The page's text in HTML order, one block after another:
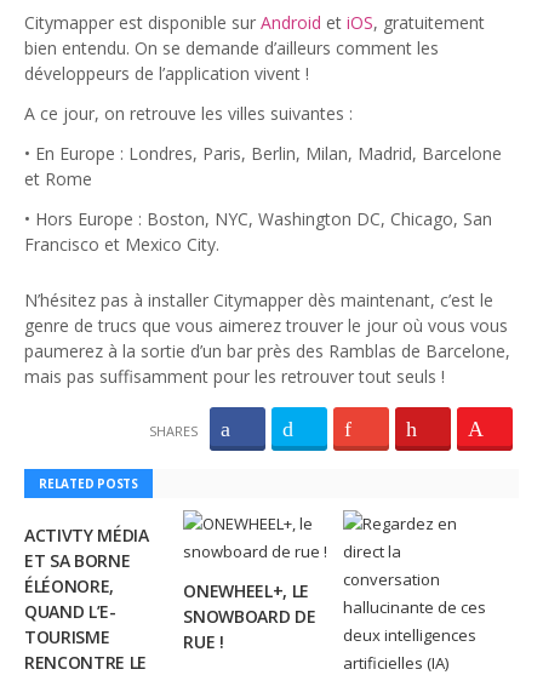
Citymapper est disponible sur Android et iOS, gratuitement
bien entendu. On se demande d’ailleurs comment les
développeurs de l’application vivent !
A ce jour, on retrouve les villes suivantes :
• En Europe : Londres, Paris, Berlin, Milan, Madrid, Barcelone
et Rome
• Hors Europe : Boston, NYC, Washington DC, Chicago, San
Francisco et Mexico City.
N’hésitez pas à installer Citymapper dès maintenant, c’est le
genre de trucs que vous aimerez trouver le jour où vous vous
paumerez à la sortie d’un bar près des Ramblas de Barcelone,
mais pas suffisamment pour les retrouver tout seuls !
SHARES
RELATED POSTS
ACTIVTY MÉDIA
ET SA BORNE
ÉLÉONORE,
QUAND L’E-
TOURISME
RENCONTRE LE
ONEWHEEL+, LE
SNOWBOARD DE
RUE !